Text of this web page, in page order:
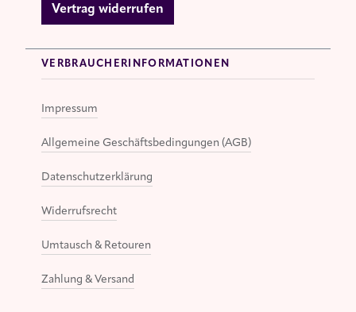
Vertrag widerrufen
VERBRAUCHERINFORMATIONEN
Impressum
Allgemeine Geschäftsbedingungen (AGB)
Datenschutzerklärung
Widerrufsrecht
Umtausch & Retouren
Zahlung & Versand